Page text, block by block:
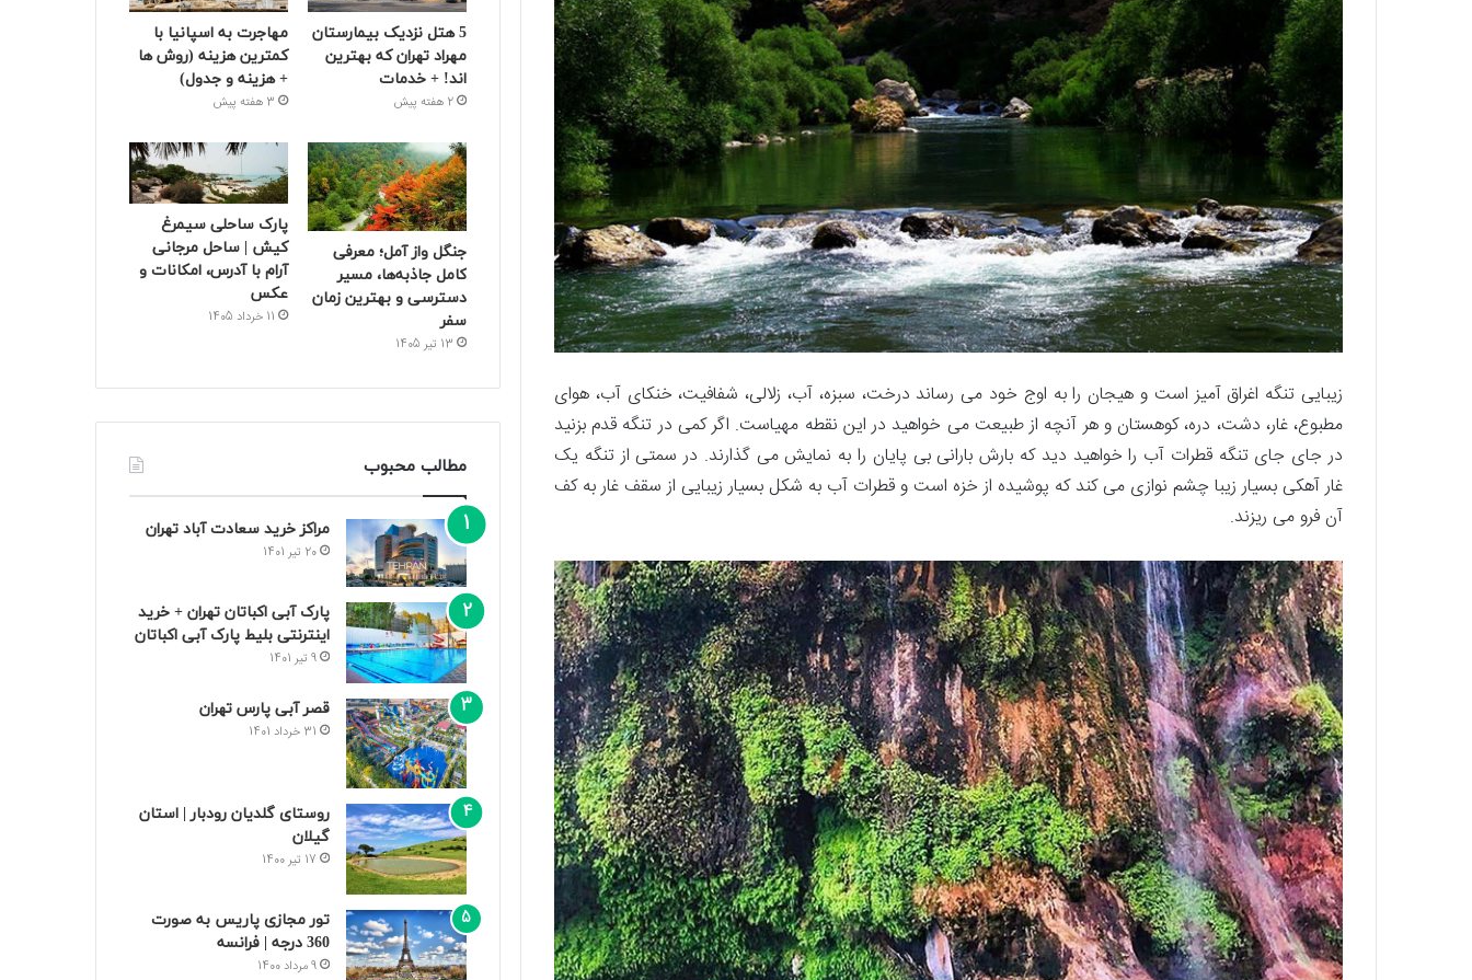
زیبایی تنگه اغراق آمیز است و هیجان را به اوج خود می رساند درخت، سبزه، آب، زلالی، شفافیت، خنکای آب، هوای
مطبوع، غار، دشت، دره، کوهستان و هر آنچه از طبیعت می خواهید در این نقطه مهیاست. اگر کمی در تنگه قدم بزنید
در جای جای تنگه قطرات آب را خواهید دید که بارش بارانی بی پایان را به نمایش می گذارند. در سمتی از تنگه یک
غار آهکی بسیار زیبا چشم نوازی می کند که پوشیده از خزه است و قطرات آب به شکل بسیار زیبایی از سقف غار به کف
آن فرو می ریزند.
5 هتل نزدیک بیمارستان
مهراد تهران که بهترین‌
اند! + خدمات
2 هفته پیش
مهاجرت به اسپانیا با
کمترین هزینه (روش ها
+ هزینه و جدول)
3 هفته پیش
جنگل واز آمل؛ معرفی
کامل جاذبه‌ها، مسیر
دسترسی و بهترین زمان
سفر
13 تیر 1405
پارک ساحلی سیمرغ
کیش | ساحل مرجانی
آرام با آدرس، امکانات و
عکس
11 خرداد 1405
مطالب محبوب
مراکز خرید سعادت‌ آباد تهران
20 تیر 1401
پارک آبی اکباتان تهران + خرید
اینترنتی بلیط پارک آبی اکباتان
9 تیر 1401
قصر آبی پارس تهران
31 خرداد 1401
روستای گلدیان رودبار | استان
گیلان
17 تیر 1400
تور مجازی پاریس به صورت
360 درجه | فرانسه
9 مرداد 1400